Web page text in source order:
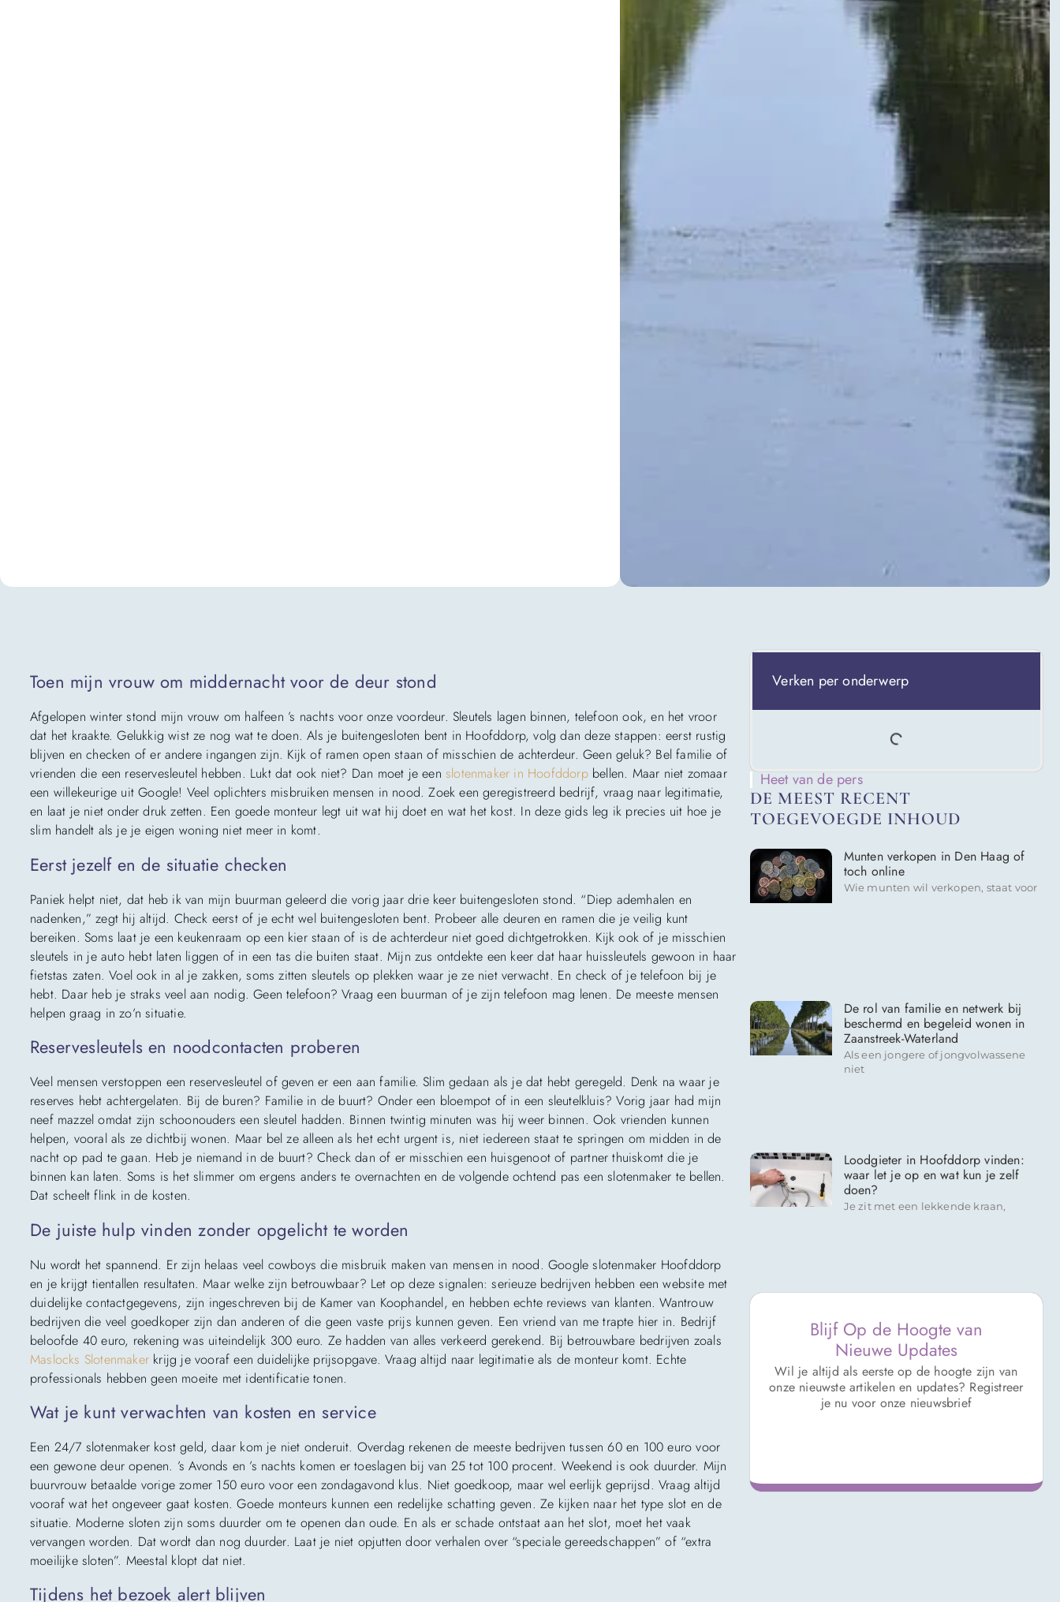
Toen mijn vrouw om middernacht voor de deur stond
Afgelopen winter stond mijn vrouw om halfeen ’s nachts voor onze voordeur. Sleutels lagen binnen, telefoon ook, en het vroor
dat het kraakte. Gelukkig wist ze nog wat te doen. Als je buitengesloten bent in Hoofddorp, volg dan deze stappen: eerst rustig
blijven en checken of er andere ingangen zijn. Kijk of ramen open staan of misschien de achterdeur. Geen geluk? Bel familie of
vrienden die een reservesleutel hebben. Lukt dat ook niet? Dan moet je eenslotenmaker in Hoofddorpbellen. Maar niet zomaar
een willekeurige uit Google! Veel oplichters misbruiken mensen in nood. Zoek een geregistreerd bedrijf, vraag naar legitimatie,
en laat je niet onder druk zetten. Een goede monteur legt uit wat hij doet en wat het kost. In deze gids leg ik precies uit hoe je
slim handelt als je je eigen woning niet meer in komt.
Eerst jezelf en de situatie checken
Paniek helpt niet, dat heb ik van mijn buurman geleerd die vorig jaar drie keer buitengesloten stond. “Diep ademhalen en
nadenken,” zegt hij altijd. Check eerst of je echt wel buitengesloten bent. Probeer alle deuren en ramen die je veilig kunt
bereiken. Soms laat je een keukenraam op een kier staan of is de achterdeur niet goed dichtgetrokken. Kijk ook of je misschien
sleutels in je auto hebt laten liggen of in een tas die buiten staat. Mijn zus ontdekte een keer dat haar huissleutels gewoon in haar
fietstas zaten. Voel ook in al je zakken, soms zitten sleutels op plekken waar je ze niet verwacht. En check of je telefoon bij je
hebt. Daar heb je straks veel aan nodig. Geen telefoon? Vraag een buurman of je zijn telefoon mag lenen. De meeste mensen
helpen graag in zo’n situatie.
Reservesleutels en noodcontacten proberen
Veel mensen verstoppen een reservesleutel of geven er een aan familie. Slim gedaan als je dat hebt geregeld. Denk na waar je
reserves hebt achtergelaten. Bij de buren? Familie in de buurt? Onder een bloempot of in een sleutelkluis? Vorig jaar had mijn
neef mazzel omdat zijn schoonouders een sleutel hadden. Binnen twintig minuten was hij weer binnen. Ook vrienden kunnen
helpen, vooral als ze dichtbij wonen. Maar bel ze alleen als het echt urgent is, niet iedereen staat te springen om midden in de
nacht op pad te gaan. Heb je niemand in de buurt? Check dan of er misschien een huisgenoot of partner thuiskomt die je
binnen kan laten. Soms is het slimmer om ergens anders te overnachten en de volgende ochtend pas een slotenmaker te bellen.
Dat scheelt flink in de kosten.
De juiste hulp vinden zonder opgelicht te worden
Nu wordt het spannend. Er zijn helaas veel cowboys die misbruik maken van mensen in nood. Google slotenmaker Hoofddorp
en je krijgt tientallen resultaten. Maar welke zijn betrouwbaar? Let op deze signalen: serieuze bedrijven hebben een website met
duidelijke contactgegevens, zijn ingeschreven bij de Kamer van Koophandel, en hebben echte reviews van klanten. Wantrouw
bedrijven die veel goedkoper zijn dan anderen of die geen vaste prijs kunnen geven. Een vriend van me trapte hier in. Bedrijf
beloofde 40 euro, rekening was uiteindelijk 300 euro. Ze hadden van alles verkeerd gerekend. Bij betrouwbare bedrijven zoals
Maslocks Slotenmaker krijg je vooraf een duidelijke prijsopgave. Vraag altijd naar legitimatie als de monteur komt. Echte
professionals hebben geen moeite met identificatie tonen.
Wat je kunt verwachten van kosten en service
Een 24/7 slotenmaker kost geld, daar kom je niet onderuit. Overdag rekenen de meeste bedrijven tussen 60 en 100 euro voor
een gewone deur openen. ’s Avonds en ’s nachts komen er toeslagen bij van 25 tot 100 procent. Weekend is ook duurder. Mijn
buurvrouw betaalde vorige zomer 150 euro voor een zondagavond klus. Niet goedkoop, maar wel eerlijk geprijsd. Vraag altijd
vooraf wat het ongeveer gaat kosten. Goede monteurs kunnen een redelijke schatting geven. Ze kijken naar het type slot en de
situatie. Moderne sloten zijn soms duurder om te openen dan oude. En als er schade ontstaat aan het slot, moet het vaak
vervangen worden. Dat wordt dan nog duurder. Laat je niet opjutten door verhalen over “speciale gereedschappen” of “extra
moeilijke sloten”. Meestal klopt dat niet.
Tijdens het bezoek alert blijven
Verken per onderwerp
Heet van de pers
DE MEEST RECENT
TOEGEVOEGDE INHOUD
Munten verkopen in Den Haag of
toch online
Wie munten wil verkopen, staat voor
De rol van familie en netwerk bij
beschermd en begeleid wonen in
Zaanstreek-Waterland
Als een jongere of jongvolwassene
niet
Loodgieter in Hoofddorp vinden:
waar let je op en wat kun je zelf
doen?
Je zit met een lekkende kraan,
Blijf Op de Hoogte van
Nieuwe Updates
Wil je altijd als eerste op de hoogte zijn van
onze nieuwste artikelen en updates? Registreer
je nu voor onze nieuwsbrief